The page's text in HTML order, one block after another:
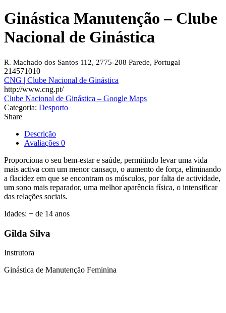
Ginástica Manutenção – Clube
Nacional de Ginástica
R. Machado dos Santos 112, 2775-208 Parede, Portugal
214571010
CNG | Clube Nacional de Ginástica
http://www.cng.pt/
Clube Nacional de Ginástica – Google Maps
Categoria: Desporto
Share
Descrição
Avaliações 0
Proporciona o seu bem-estar e saúde, permitindo levar uma vida
mais activa com um menor cansaço, o aumento de força, eliminando
a flacidez em que se encontram os músculos, por falta de actividade,
um sono mais reparador, uma melhor aparência física, o intensificar
das relações sociais.
Idades: + de 14 anos
Gilda Silva
Instrutora
Ginástica de Manutenção Feminina